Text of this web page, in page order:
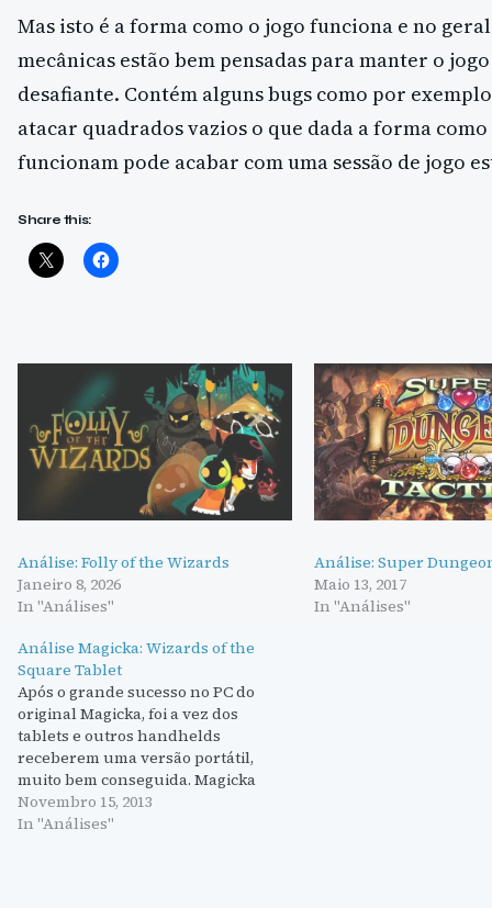
Mas isto é a forma como o jogo funciona e no geral
mecânicas estão bem pensadas para manter o
desafiante. Contém alguns bugs como por
atacar quadrados vazios o que dada a forma
funcionam pode acabar com uma sessão de jogo
Share this:
Análise: Folly of the Wizards
Janeiro 8, 2026
In "Análises"
Análise: Super
Maio 13, 2017
In "Análises"
Análise Magicka: Wizards of the
Square Tablet
Após o grande sucesso no PC do
original Magicka, foi a vez dos
tablets e outros handhelds
receberem uma versão portátil,
muito bem conseguida. Magicka
Wizards of the Square Tablet foi um
sucesso imediato. Este mesmo jogo
Novembro 15, 2013
In "Análises"